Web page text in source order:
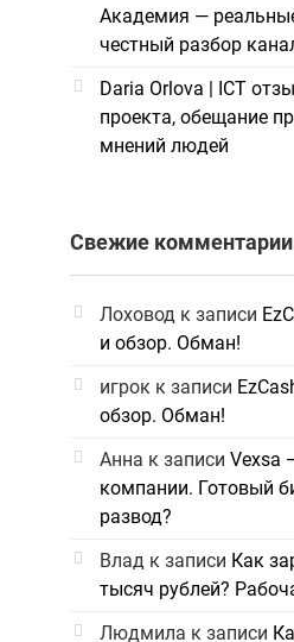
Академия —
честный разбор
Daria Orlova | ICT
проекта, обещание
мнений людей
Свежие комментарии
Лоховод к записи
и обзор. Обман!
игрок к записи
обзор. Обман!
Анна к записи Vexsa
компании. Готовый
развод?
Влад к записи Как
тысяч рублей?
Людмила к записи